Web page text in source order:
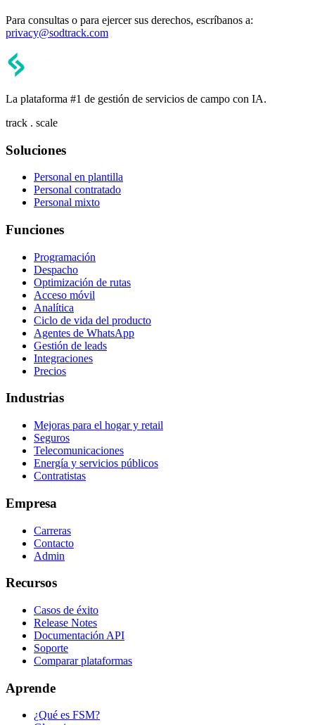
Para consultas o para ejercer sus derechos, escríbanos a:
privacy@sodtrack.com
La plataforma #1 de gestión de servicios de campo con IA.
track . scale
Soluciones
Personal en plantilla
Personal contratado
Personal mixto
Funciones
Programación
Despacho
Optimización de rutas
Acceso móvil
Analítica
Ciclo de vida del producto
Agentes de WhatsApp
Gestión de leads
Integraciones
Precios
Industrias
Mejoras para el hogar y retail
Seguros
Telecomunicaciones
Energía y servicios públicos
Contratistas
Empresa
Carreras
Contacto
Admin
Recursos
Casos de éxito
Release Notes
Documentación API
Soporte
Comparar plataformas
Aprende
¿Qué es FSM?